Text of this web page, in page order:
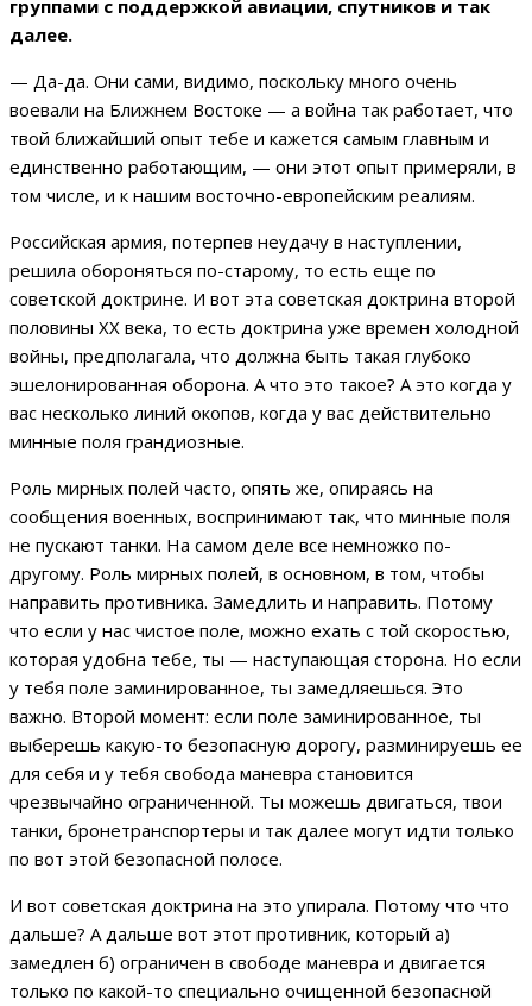
группами с поддержкой авиации, спутников и так
далее.
— Да-да. Они сами, видимо, поскольку много очень
воевали на Ближнем Востоке — а война так работает, что
твой ближайший опыт тебе и кажется самым главным и
единственно работающим, — они этот опыт примеряли, в
том числе, и к нашим восточно-европейским реалиям.
Российская армия, потерпев неудачу в наступлении,
решила обороняться по-старому, то есть еще по
советской доктрине. И вот эта советская доктрина второй
половины XX века, то есть доктрина уже времен холодной
войны, предполагала, что должна быть такая глубоко
эшелонированная оборона. А что это такое? А это когда у
вас несколько линий окопов, когда у вас действительно
минные поля грандиозные.
Роль мирных полей часто, опять же, опираясь на
сообщения военных, воспринимают так, что минные поля
не пускают танки. На самом деле все немножко по-
другому. Роль мирных полей, в основном, в том, чтобы
направить противника. Замедлить и направить. Потому
что если у нас чистое поле, можно ехать с той скоростью,
которая удобна тебе, ты — наступающая сторона. Но если
у тебя поле заминированное, ты замедляешься. Это
важно. Второй момент: если поле заминированное, ты
выберешь какую-то безопасную дорогу, разминируешь ее
для себя и у тебя свобода маневра становится
чрезвычайно ограниченной. Ты можешь двигаться, твои
танки, бронетранспортеры и так далее могут идти только
по вот этой безопасной полосе.
И вот советская доктрина на это упирала. Потому что что
дальше? А дальше вот этот противник, который а)
замедлен б) ограничен в свободе маневра и двигается
только по какой-то специально очищенной безопасной